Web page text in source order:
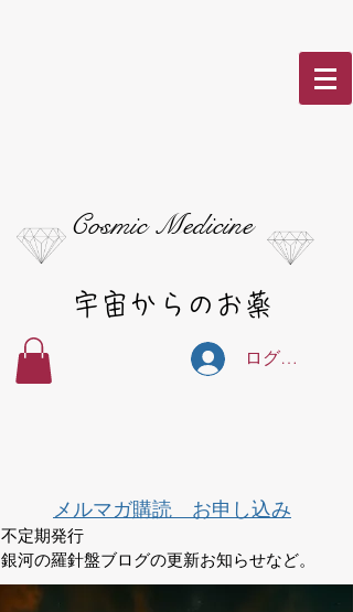
Cosmic Medicine
宇宙からのお薬
ログイン
メルマガ購読 お申し込み
不定期発行
銀河の羅針盤ブログの更新お知らせなど。